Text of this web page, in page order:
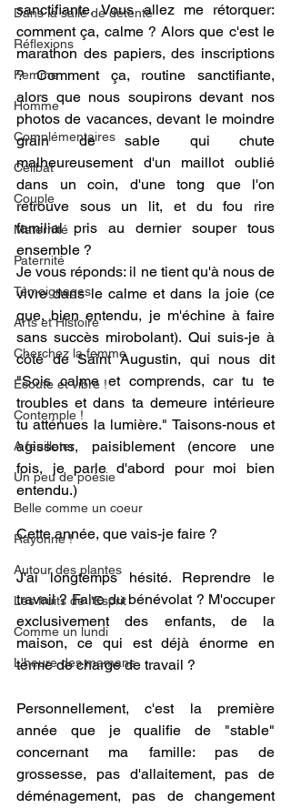
Dans la salle de détente
Réflexions
Femme
Homme
Complémentaires
Célibat
Couple
Maternité
Paternité
Témoignages
Arts et Histoire
Cherchez la femme
Ecoute et vibre !
Contemple !
A feuilleter
Un peu de poésie
Belle comme un coeur
Rayonne !
Autour des plantes
Les fruits de l'Esprit
Comme un lundi
L'heure des mamans
sanctifiante. Vous allez me rétorquer:
comment ça, calme ? Alors que c'est le
marathon des papiers, des inscriptions
? Comment ça, routine sanctifiante,
alors que nous soupirons devant nos
photos de vacances, devant le moindre
grain de sable qui chute
malheureusement d'un maillot oublié
dans un coin, d'une tong que l'on
retrouve sous un lit, et du fou rire
familial pris au dernier souper tous
ensemble ?
Je vous réponds: il ne tient qu'à nous de
vivre dans le calme et dans la joie (ce
que, bien entendu, je m'échine à faire
sans succès mirobolant). Qui suis-je à
côté de Saint Augustin, qui nous dit
"Sois calme et comprends, car tu te
troubles et dans ta demeure intérieure
tu atténues la lumière." Taisons-nous et
agissons, paisiblement (encore une
fois, je parle d'abord pour moi bien
entendu.)
Cette année, que vais-je faire ?
J'ai longtemps hésité. Reprendre le
travail ? Faire du bénévolat ? M'occuper
exclusivement des enfants, de la
maison, ce qui est déjà énorme en
terme de charge de travail ?
Personnellement, c'est la première
année que je qualifie de "stable"
concernant ma famille: pas de
grossesse, pas d'allaitement, pas de
déménagement, pas de changement